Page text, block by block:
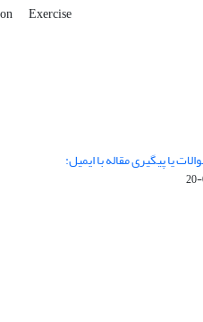
Exercise
یا پیگیری مقاله با ایمیل: